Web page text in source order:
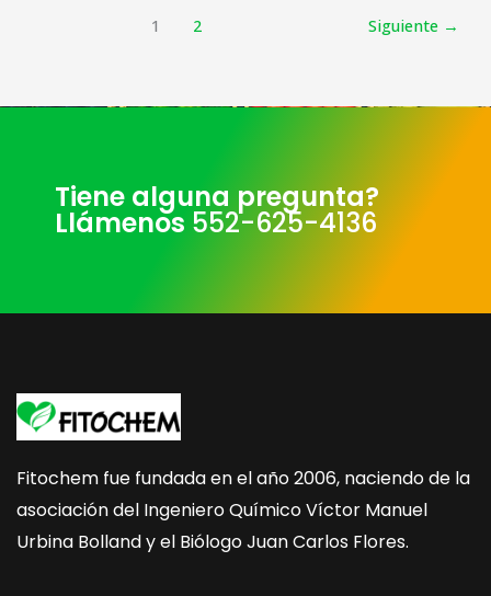
1 2 Siguiente →
Tiene alguna pregunta?
Llámenos 552-625-4136
Fitochem fue fundada en el año 2006, naciendo de la
asociación del Ingeniero Químico Víctor Manuel
Urbina Bolland y el Biólogo Juan Carlos Flores.